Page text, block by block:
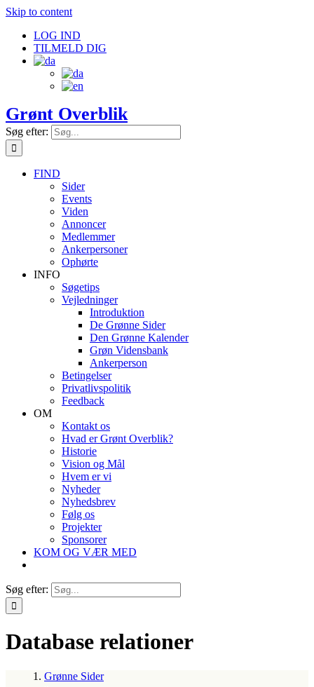
Skip to content
LOG IND
TILMELD DIG
Grønt Overblik
Søg efter:
FIND
Sider
Events
Viden
Annoncer
Medlemmer
Ankerpersoner
Ophørte
INFO
Søgetips
Vejledninger
Introduktion
De Grønne Sider
Den Grønne Kalender
Grøn Vidensbank
Ankerperson
Betingelser
Privatlivspolitik
Feedback
OM
Kontakt os
Hvad er Grønt Overblik?
Historie
Vision og Mål
Hvem er vi
Nyheder
Nyhedsbrev
Følg os
Projekter
Sponsorer
KOM OG VÆR MED
Søg efter:
Database relationer
Grønne Sider